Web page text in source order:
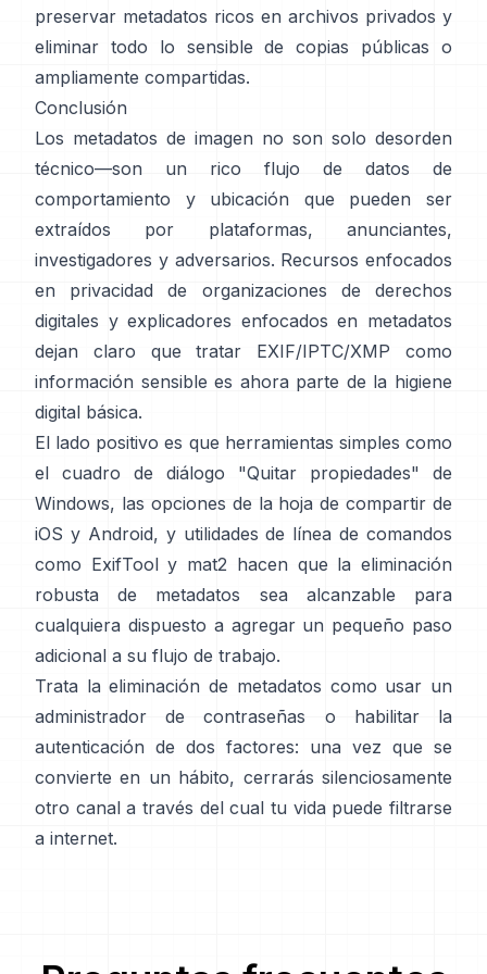
preservar metadatos ricos en archivos privados y
eliminar todo lo sensible de copias públicas o
ampliamente compartidas.
Conclusión
Los metadatos de imagen no son solo desorden
técnico—son un rico flujo de datos de
comportamiento y ubicación que pueden ser
extraídos por plataformas, anunciantes,
investigadores y adversarios. Recursos enfocados
en privacidad de
organizaciones de derechos
digitales y explicadores enfocados en metadatos
dejan claro que tratar EXIF/IPTC/XMP como
información sensible es ahora parte de la higiene
digital básica.
El lado positivo es que herramientas simples como
el cuadro de diálogo "Quitar propiedades" de
Windows, las opciones de la hoja de compartir de
iOS y Android, y utilidades de línea de comandos
como ExifTool y mat2 hacen que la eliminación
robusta de metadatos sea alcanzable para
cualquiera dispuesto a agregar un pequeño paso
adicional a su flujo de trabajo.
Trata la eliminación de metadatos como usar un
administrador de contraseñas o habilitar la
autenticación de dos factores: una vez que se
convierte en un hábito, cerrarás silenciosamente
otro canal a través del cual tu vida puede filtrarse
a internet.